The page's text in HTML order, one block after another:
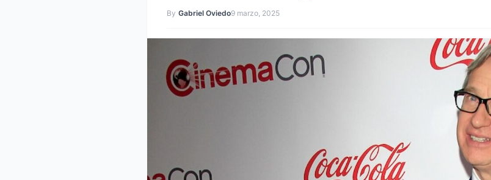
By Gabriel Oviedo9 marzo, 2025